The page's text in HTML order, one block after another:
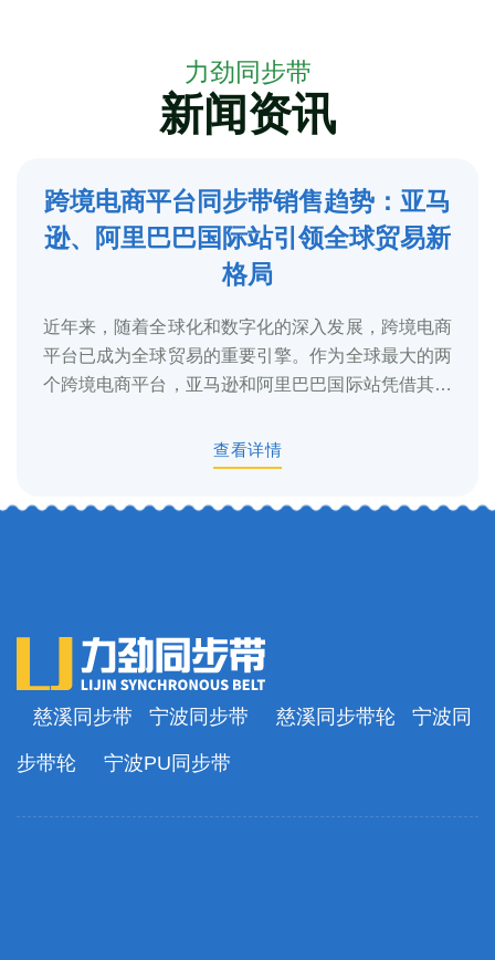
力劲同步带
新闻资讯
5
2025-3
跨境电商平台同步带销售趋势：亚马
逊、阿里巴巴国际站引领全球贸易新
格局
近年来，随着全球化和数字化的深入发展，跨境电商
平台已成为全球贸易的重要引擎。作为全球最大的两
个跨境电商平台，亚马逊和阿里巴巴国际站凭借其庞
查看详情
慈溪同步带 宁波同步带 慈溪同步带轮 宁波同
步带轮 宁波PU同步带